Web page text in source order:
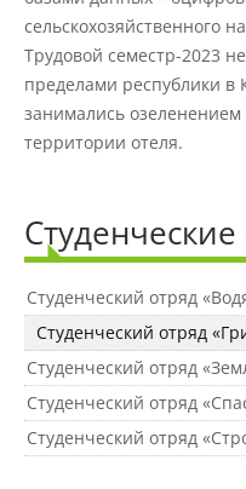
Материально-
обеспечение и
образовательного
Платные
Финансово-
деятельность
Вакантные места для
сельскохозяйственного
Трудовой семестр-2023
пределами республики в
занимались озеленением
территории отеля.
Студенческий отряд
Студенческий отряд
Студенческий отряд
Студенческий отряд
Студенческий отряд